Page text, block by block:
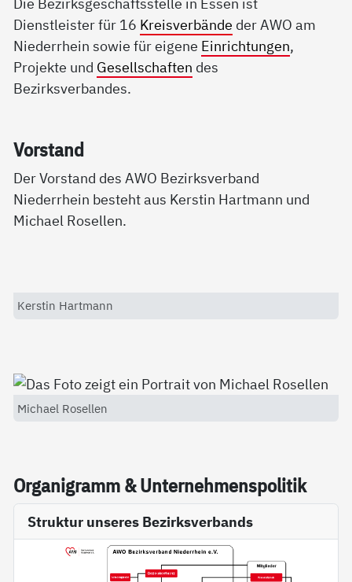
Dienstleister für 16 Kreisverbände der AWO am
Niederrhein sowie für eigene Einrichtungen,
Projekte und Gesellschaften des
Bezirksverbandes.
Vor­stand
Der Vorstand des AWO Bezirksverband
Niederrhein besteht aus Kerstin Hartmann und
Michael Rosellen.
Kerstin Hartmann
Michael Rosellen
Or­ga­ni­gramm & Un­ter­neh­mens­po­li­tik
Struktur unseres Bezirksverbands